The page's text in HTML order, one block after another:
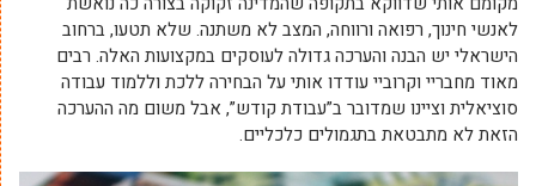
לאנשי חינוך, רפואה ורווחה, המצב לא משתנה. שלא תטעו, ברחוב
הישראלי יש הבנה והערכה גדולה לעוסקים במקצועות האלה. רבים
מאוד מחבריי וקרוביי עודדו אותי על הבחירה ללכת וללמוד עבודה
סוציאלית וציינו שמדובר ב”עבודת קודש”, אבל משום מה ההערכה
הזאת לא מתבטאת בתגמולים כלכליים.